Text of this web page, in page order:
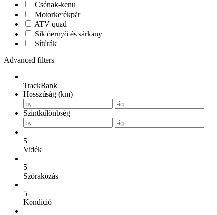
Csónak-kenu
Motorkerékpár
ATV quad
Siklóernyő és sárkány
Sítúrák
Advanced filters
TrackRank
Hosszúság (km)
Szintkülönbség
5
Vidék
5
Szórakozás
5
Kondíció